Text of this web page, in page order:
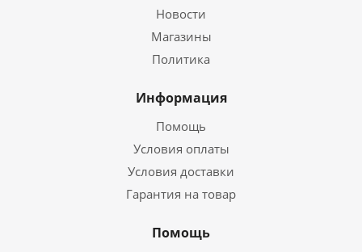
Новости
Магазины
Политика
Информация
Помощь
Условия оплаты
Условия доставки
Гарантия на товар
Помощь